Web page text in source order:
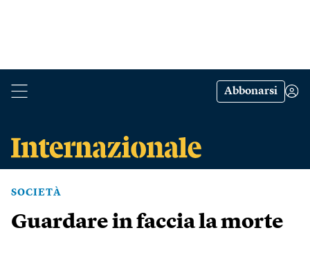
Abbonarsi
SOCIETÀ
Guardare in faccia la morte